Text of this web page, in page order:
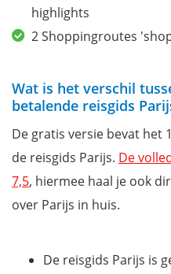
highlights
2 Shoppingroutes
Wat is het verschil
betalende reisgids
De gratis versie bevat het
de reisgids Parijs. De
7,5, hiermee haal je ook
over Parijs in huis.
De reisgids Parijs is